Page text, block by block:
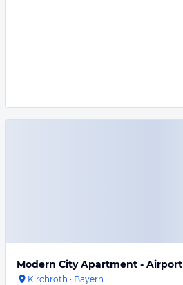
Modern City Apartment - Airport
Kirchroth · Bayern